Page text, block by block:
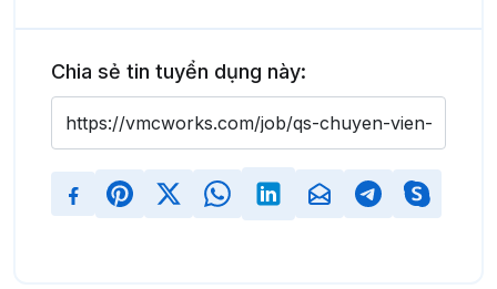
Chia sẻ tin tuyển dụng này: